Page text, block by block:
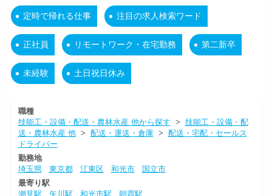
定時で帰れる仕事 注目の求人検索ワード
正社員 リモートワーク・在宅勤務 第二新卒
未経験 土日祝日休み
職種
技能工・設備・配送・農林水産 他から探す > 技能工・設備・配
送・農林水産 他> 配送・運送・倉庫> 配送・宅配・セールス
ドライバー
勤務地
埼玉県
東京都 江東区 和光市
国立市
最寄り駅
潮見駅
矢川駅 和光市駅 朝霞駅